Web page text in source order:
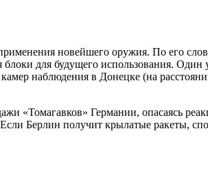
новейшего оружия. По его
для будущего использования. Один
наблюдения в Донецке (на
«Томагавков» Германии, опасаясь
Берлин получит крылатые ракеты,